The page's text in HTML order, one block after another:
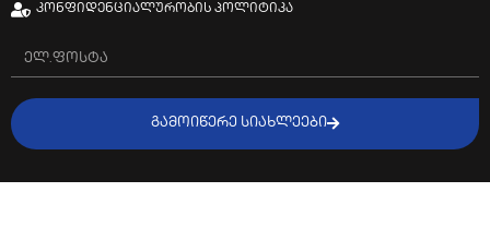
კონფიდენციალურობის პოლიტიკა
ᲒᲐᲛᲝᲘᲬᲔᲠᲔ ᲡᲘᲐᲮᲚᲔᲔᲑᲘ